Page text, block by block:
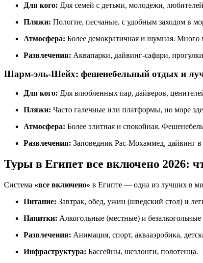
Для кого: Для семей с детьми, молодежи,
Пляжи: Пологие, песчаные, с удобным заходом в
Атмосфера: Более демократичная и шумная. Много
Развлечения: Аквапарки, дайвинг-сафари,
Шарм-эль-Шейх: фешенебельный отдых и
Для кого: Для влюбленных пар, дайверов,
Пляжи: Часто галечные или платформы, но море
Атмосфера: Более элитная и спокойная.
Развлечения: Заповедник Рас-Мохаммед, дайвинг
Туры в Египет все включено 2026:
Система «все включено» в Египте — одна из лучших в
Питание: Завтрак, обед, ужин (шведский стол) и
Напитки: Алкогольные (местные) и
Развлечения: Анимация, спорт, аквааэробика,
Инфраструктура: Бассейны, шезлонги, полотенца.